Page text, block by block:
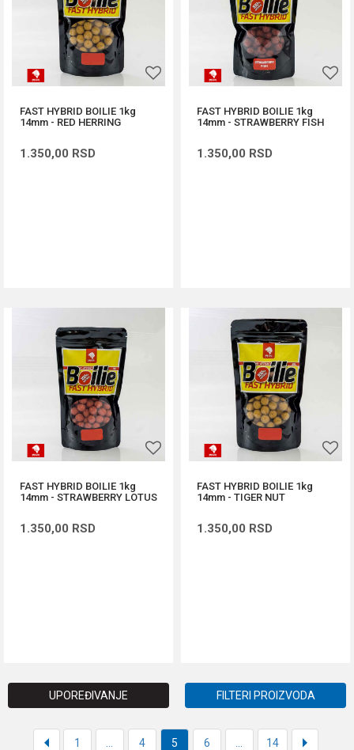
FAST HYBRID BOILIE 1kg
14mm - RED HERRING
1.350,00 RSD
FAST HYBRID BOILIE 1kg
14mm - STRAWBERRY FISH
1.350,00 RSD
FAST HYBRID BOILIE 1kg
14mm - STRAWBERRY LOTUS
1.350,00 RSD
FAST HYBRID BOILIE 1kg
14mm - TIGER NUT
1.350,00 RSD
UPOREĐIVANJE FILTERI PROIZVODA
1 4 5 6 14